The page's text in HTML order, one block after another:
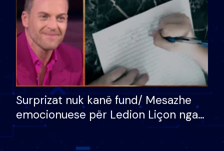
Surprizat nuk kanë fund/ Mesazhe
emocionuese për Ledion Liçon nga
nëna dhe fëmijët e tij, moderatori
nuk i mban dot lotët: Nuk meritoj…